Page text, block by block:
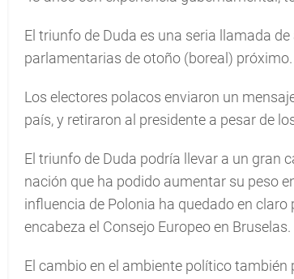
El triunfo de Duda es una seria llamada
parlamentarias de otoño (boreal) próximo.
Los electores polacos enviaron un
país, y retiraron al presidente a pesar de
El triunfo de Duda podría llevar a un gran
nación que ha podido aumentar su peso
influencia de Polonia ha quedado en
encabeza el Consejo Europeo en Bruselas.
El cambio en el ambiente político